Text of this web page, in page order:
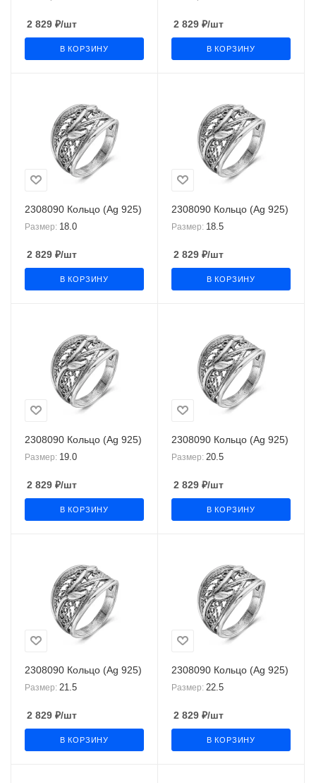
2 829 ₽/шт
В КОРЗИНУ
2 829 ₽/шт
В КОРЗИНУ
2308090 Кольцо (Ag 925)
Размер: 18.0
2 829 ₽/шт
В КОРЗИНУ
2308090 Кольцо (Ag 925)
Размер: 18.5
2 829 ₽/шт
В КОРЗИНУ
2308090 Кольцо (Ag 925)
Размер: 19.0
2 829 ₽/шт
В КОРЗИНУ
2308090 Кольцо (Ag 925)
Размер: 20.5
2 829 ₽/шт
В КОРЗИНУ
2308090 Кольцо (Ag 925)
Размер: 21.5
2 829 ₽/шт
В КОРЗИНУ
2308090 Кольцо (Ag 925)
Размер: 22.5
2 829 ₽/шт
В КОРЗИНУ